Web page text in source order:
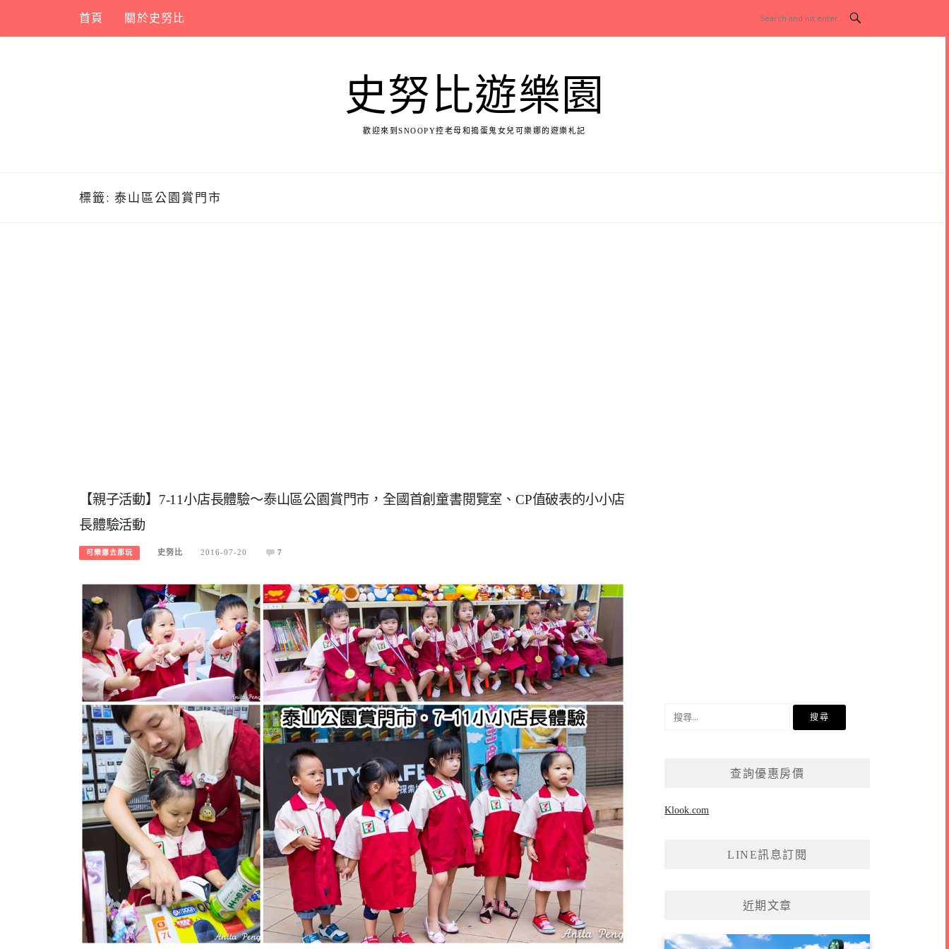
content
首頁 關於史努比
史努比遊樂園
歡迎來到SNOOPY控老母和搗蛋鬼女兒可樂娜的遊樂札記
標籤: 泰山區公園賞門市
【親子活動】7-11小店長體驗～泰山區公園賞門市，全國首創童書閱覽室、CP值破表的小小店
長體驗活動
可樂娜去那玩 史努比 2016-07-20 7
查詢優惠房價
Klook.com
LINE訊息訂閱
近期文章